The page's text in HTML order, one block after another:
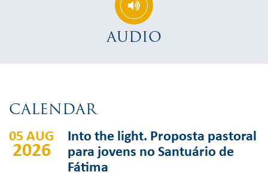
AUDIO
CALENDAR
05 AUG
2026
Into the light. Proposta pastoral
para jovens no Santuário de
Fátima